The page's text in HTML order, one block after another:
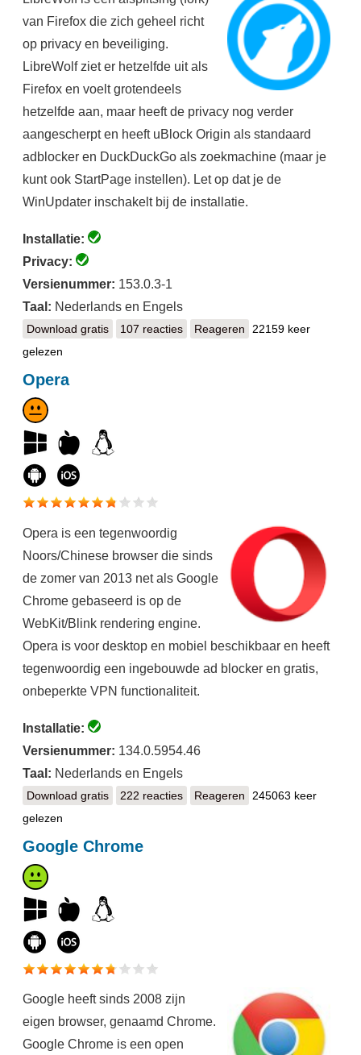
van Firefox die zich geheel richt
op privacy en beveiliging.
LibreWolf ziet er hetzelfde uit als
Firefox en voelt grotendeels
hetzelfde aan, maar heeft de privacy nog verder
aangescherpt en heeft uBlock Origin als standaard
adblocker en DuckDuckGo als zoekmachine (maar je
kunt ook StartPage instellen). Let op dat je de
WinUpdater inschakelt bij de installatie.
Installatie:
Privacy:
Versienummer: 153.0.3-1
Taal: Nederlands en Engels
Download gratisLibreWolf
107 reacties Reageren
22159 keer
gelezen
Opera
Opera is een tegenwoordig
Noors/Chinese browser die sinds
de zomer van 2013 net als Google
Chrome gebaseerd is op de
WebKit/Blink rendering engine.
Opera is voor desktop en mobiel beschikbaar en heeft
tegenwoordig een ingebouwde ad blocker en gratis,
onbeperkte VPN functionaliteit.
Installatie:
Versienummer: 134.0.5954.46
Taal: Nederlands en Engels
Download gratisOpera
222 reacties Reageren
245063 keer
gelezen
Google Chrome
Google heeft sinds 2008 zijn
eigen browser, genaamd Chrome.
Google Chrome is een open